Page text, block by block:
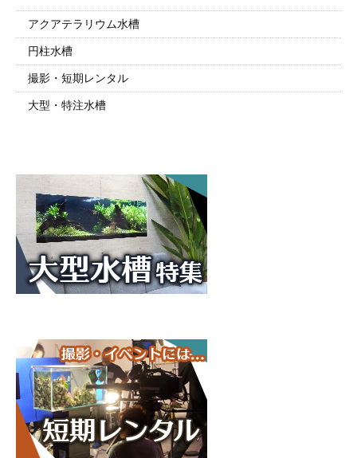
アクアテラリウム水槽
円柱水槽
撮影・短期レンタル
大型・特注水槽